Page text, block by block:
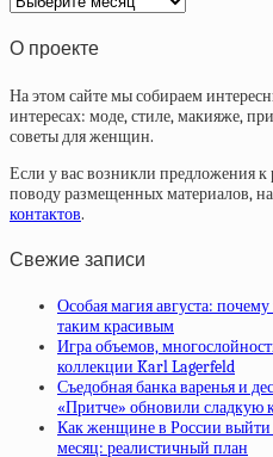
статей
О проекте
На этом сайте мы собираем
интересах: моде, стиле, макияже,
советы для женщин.
Если у вас возникли предложения к
поводу размещенных материалов,
контактов.
Свежие записи
Особая магия августа:
таким красивым
Игра объемов,
коллекции Karl Lagerfeld
Съедобная банка варенья и
«Притче» обновили сладкую
Как женщине в России выйти
месяц: реалистичный план